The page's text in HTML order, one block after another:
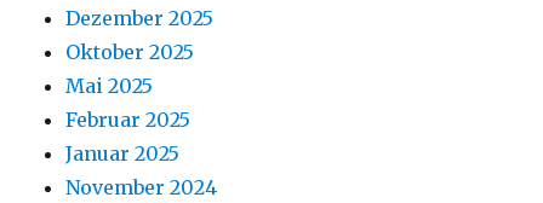
Dezember 2025
Oktober 2025
Mai 2025
Februar 2025
Januar 2025
November 2024